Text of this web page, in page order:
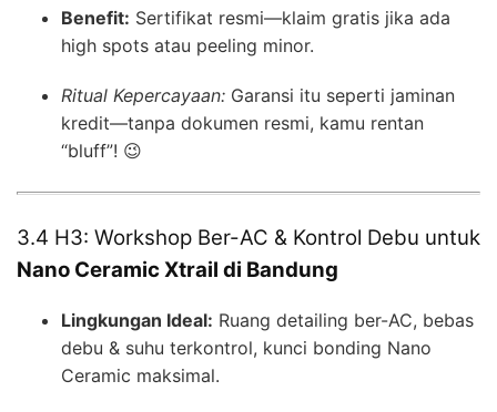
Benefit: Sertifikat resmi—klaim gratis jika ada
high spots atau peeling minor.
Ritual Kepercayaan: Garansi itu seperti jaminan
kredit—tanpa dokumen resmi, kamu rentan
“bluff”! 😉
3.4 H3: Workshop Ber-AC & Kontrol Debu untuk
Nano Ceramic Xtrail di Bandung
Lingkungan Ideal: Ruang detailing ber-AC, bebas
debu & suhu terkontrol, kunci bonding Nano
Ceramic maksimal.